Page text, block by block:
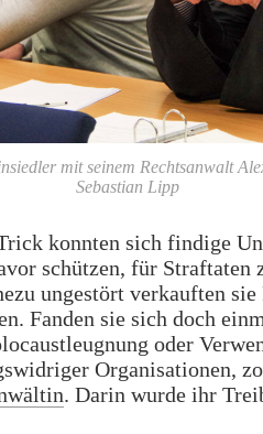
mit seinem Rechtsanwalt
Sebastian Lipp
konnten sich findige
schützen, für Straftaten
ungestört verkauften
Fanden sie sich doch
oder
Organisationen,
. Darin wurde ihr